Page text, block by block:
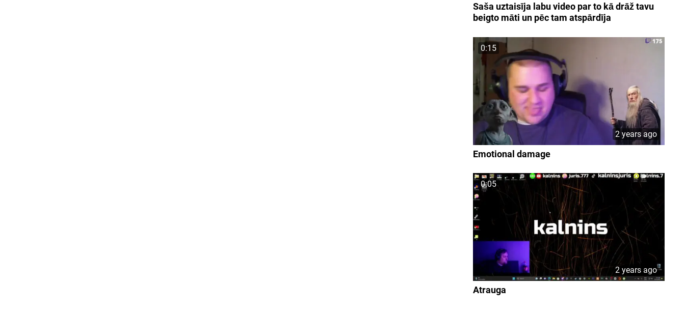
Saša uztaisīja labu video par to kā drāž tavu
beigto māti un pēc tam atspārdīja
0:15
2 years ago
Emotional damage
0:05
2 years ago
Atrauga